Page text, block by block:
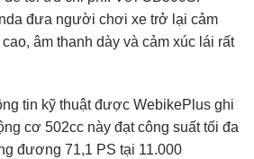
đưa người chơi xe trở lại cảm
âm thanh dày và cảm xúc lái rất
tin kỹ thuật được WebikePlus ghi
cơ 502cc này đạt công suất tối đa
đương 71,1 PS tại 11.000